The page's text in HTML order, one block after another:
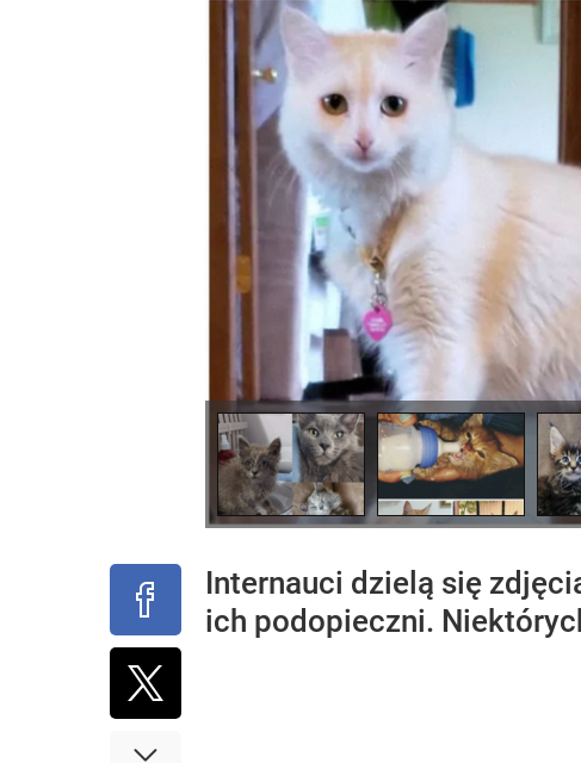
Internauci dzielą się
ich podopieczni.